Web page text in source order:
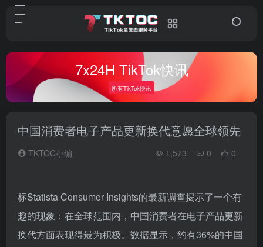
7x24H TikTok快讯
所有TikTok快讯
中国消费者电子产品更新换代意愿全球领先
TKTOC小编 1,573 0 0
标Statista Consumer Insights的最新调查揭示了一个有
趣的现象：在全球范围内，中国消费者在电子产品更新
换代方面表现得最为积极。数据显示，约有36%的中国